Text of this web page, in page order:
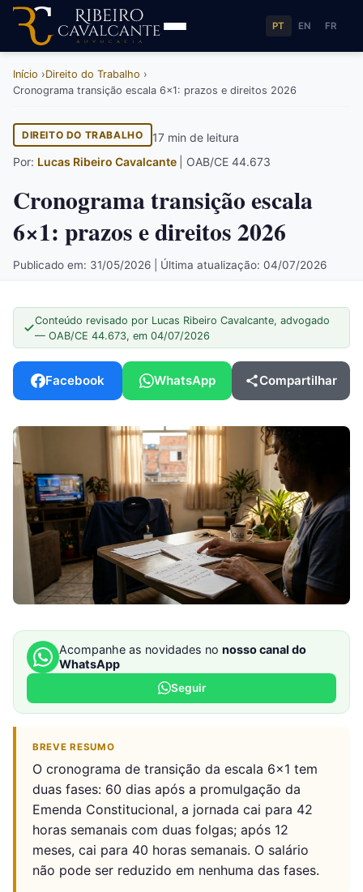
PT EN FR
Início
Direito do Trabalho
Cronograma transição escala 6×1: prazos e direitos 2026
DIREITO DO TRABALHO
17 min de leitura
Por: Lucas Ribeiro Cavalcante | OAB/CE 44.673
Cronograma transição escala
6×1: prazos e direitos 2026
Publicado em: 31/05/2026 | Última atualização: 04/07/2026
Conteúdo revisado por Lucas Ribeiro Cavalcante, advogado
— OAB/CE 44.673, em 04/07/2026
Facebook WhatsApp Compartilhar
Acompanhe as novidades no nosso canal do
WhatsApp
Seguir
BREVE RESUMO
O cronograma de transição da escala 6x1 tem
duas fases: 60 dias após a promulgação da
Emenda Constitucional, a jornada cai para 42
horas semanais com duas folgas; após 12
meses, cai para 40 horas semanais. O salário
não pode ser reduzido em nenhuma das fases.